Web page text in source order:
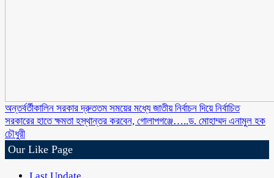
অন্তর্বর্তীকালিন সরকার দ্রুততম সময়ের মধ্যে জাতীয় নির্বাচন দিয়ে নির্বাচিত
সরকারের হাতে ক্ষমতা হস্থান্তর করবেন, গোলাপগঞ্জে…..ড. মোহাম্মদ এনামুল হক
চৌধুরী
Our Like Page